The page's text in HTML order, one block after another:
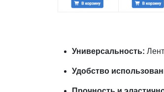
Универсальность:
Удобство